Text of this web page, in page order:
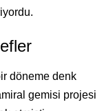
döneme denk
gemisi projesi